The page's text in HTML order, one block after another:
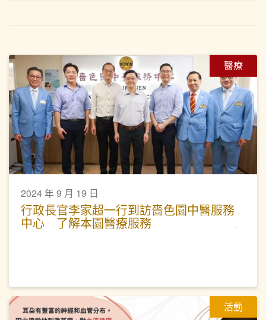
醫療
2024 年 9 月 19 日
行政長官李家超一行到訪嗇色園中醫服務
中心 了解本園醫療服務
活動